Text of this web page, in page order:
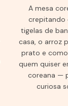
A mesa
crepitando
tigelas de
casa, o arroz
prato e
quem quiser
coreana —
curiosa